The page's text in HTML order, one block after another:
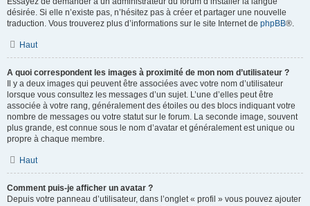
désirée. Si elle n’existe pas, n’hésitez pas à créer et partager une nouvelle
traduction. Vous trouverez plus d’informations sur le site Internet de phpBB®.
Haut
A quoi correspondent les images à proximité de mon nom d’utilisateur ?
Il y a deux images qui peuvent être associées avec votre nom d’utilisateur
lorsque vous consultez les messages d’un sujet. L’une d’elles peut être
associée à votre rang, généralement des étoiles ou des blocs indiquant votre
nombre de messages ou votre statut sur le forum. La seconde image, souvent
plus grande, est connue sous le nom d’avatar et généralement est unique ou
propre à chaque membre.
Haut
Comment puis-je afficher un avatar ?
Depuis votre panneau d’utilisateur, dans l’onglet « profil » vous pouvez ajouter